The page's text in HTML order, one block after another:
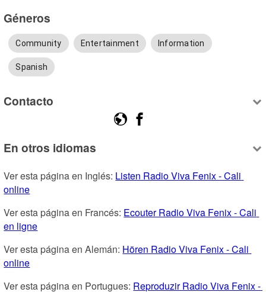
Géneros
Community Entertainment Information
Spanish
Contacto
En otros idiomas
Ver esta página en Inglés: Listen Radio Viva Fenix - Cali
online
Ver esta página en Francés: Ecouter Radio Viva Fenix - Cali
en ligne
Ver esta página en Alemán: Hören Radio Viva Fenix - Cali
online
Ver esta página en Portugues: Reproduzir Radio Viva Fenix -